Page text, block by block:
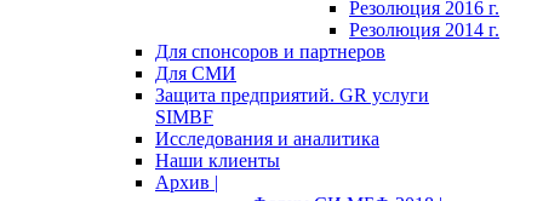
Резолюция 2016 г.
Резолюция 2014 г.
Для спонсоров и партнеров
Для СМИ
Защита предприятий. GR услуги
SIMBF
Исследования и аналитика
Наши клиенты
Архив |